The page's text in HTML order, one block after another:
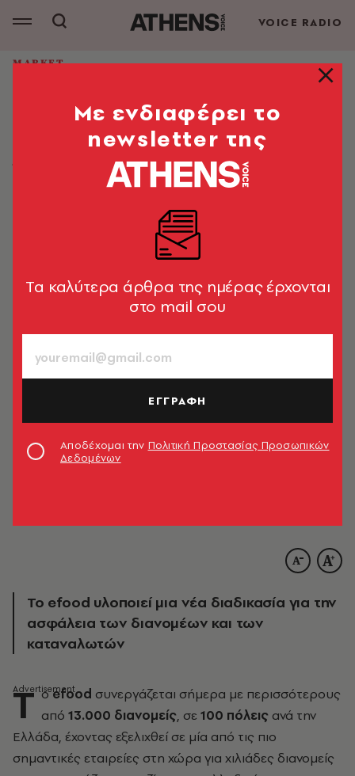
VOICE RADIO
MARKET
διαδικασία για την ασφάλεια των
διανομέων και των καταναλωτών
Ήδη, το 90% των διανομέων έχουν επικαιροποιήσει το
προφίλ τους κάνοντας χρήση της νέας δυνατότητας
1’ ΔΙΑΒΑΣΜΑ
Το efood υλοποιεί μια νέα διαδικασία για την
ασφάλεια των διανομέων και των
καταναλωτών
T oefood συνεργάζεται σήμερα με περισσότερους
από 13.000 διανομείς, σε 100 πόλεις ανά την
Ελλάδα, έχοντας εξελιχθεί σε μία από τις πιο
σημαντικές εταιρείες στη χώρα για χιλιάδες διανομείς
Mε ενδιαφέρει το
newsletter της
Tα καλύτερα άρθρα της ημέρας έρχονται
στο mail σου
ΕΓΓΡΑΦΗ
Αποδέχομαι την Πολιτική Προστασίας Προσωπικών
Δεδομένων